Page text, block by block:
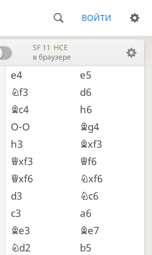
ВОЙТИ
SF 11 HCE
в браузере
e4 e5
Nf3 d6
Bc4 h6
O-O Bg4
h3 Bxf3
Qxf3 Qf6
Qxf6 Nxf6
d3 Nc6
c3 a6
Be3 Be7
Nd2 b5